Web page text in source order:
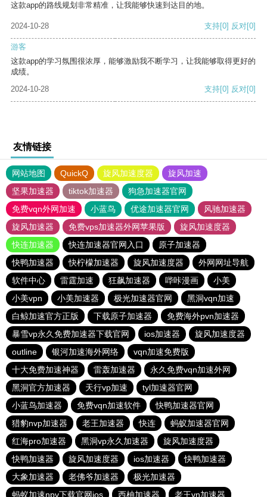
这款app的路线规划非常精准，让我能够快速到达目的地。
2024-10-28 支持[0] 反对[0]
游客
这款app的学习氛围很浓厚，能够激励我不断学习，让我能够取得更好的
成绩。
2024-10-28
支持[0] 反对[0]
友情链接
网站地图 QuickQ 旋风加速度器
旋风加速
坚果加速器
tiktok加速器
狗急加速器官网
免费vqn外网加速
小蓝鸟 优途加速器官网
风驰加速器
旋风加速器
免费vps加速器外网苹果版
旋风加速度器
快连加速器
快连加速器官网入口
原子加速器
快鸭加速器
快柠檬加速器 旋风加速度器
外网网址导航
软件中心
雷霆加速 狂飙加速器 哔咔漫画
小美
小美vpn
小美加速器 极光加速器官网
黑洞vqn加速
白鲸加速官方正版
下载原子加速器
免费海外pvn加速器
暴雪vp永久免费加速器下载官网
ios加速器
旋风加速度器
outline
银河加速海外网络
vqn加速免费版
十大免费加速神器
雷轰加速器
永久免费vqn加速外网
黑洞官方加速器
天行vp加速
tyl加速器官网
小蓝鸟加速器
免费vqn加速软件
快鸭加速器官网
猎豹nvp加速器
老王加速器 快连
蚂蚁加速器官网
红海pro加速器
黑洞vp永久加速器
旋风加速度器
快鸭加速器
旋风加速度器 ios加速器
快鸭加速器
大象加速器
老佛爷加速器
极光加速器
蚂蚁加速npv下载官网ios
西柚加速器 老王vn加速器